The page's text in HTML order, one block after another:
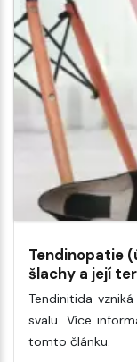
Tendinopatie
šlachy a její
Tendinitida
svalu. Více
tomto článku.